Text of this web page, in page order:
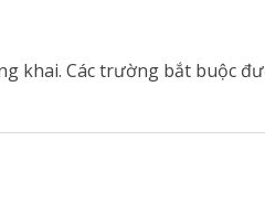
khai. Các trường bắt buộc